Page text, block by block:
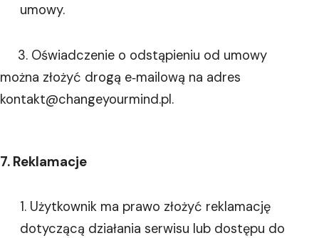
umowy.
3. Oświadczenie o odstąpieniu od umowy
można złożyć drogą e‑mailową na adres
kontakt@changeyourmind.pl.
7. Reklamacje
Użytkownik ma prawo złożyć reklamację
dotyczącą działania serwisu lub dostępu do